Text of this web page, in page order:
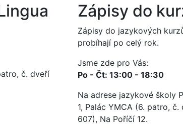
č. dveří
Zápisy do
Zápisy do jazykových
probíhají po celý rok.
Jsme zde pro Vás:
Po - Čt: 13:00 - 18:30
Na adrese jazykové školy
1, Palác YMCA (6. patro, č.
607), Na Poříčí 12.